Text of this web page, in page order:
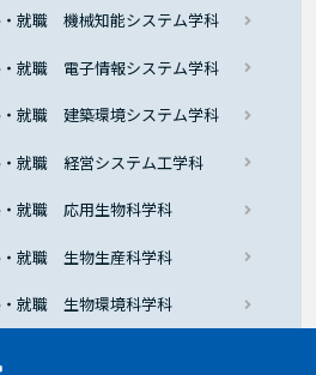
就職 機械知能システム学科
就職 電子情報システム学科
就職 建築環境システム学科
就職 経営システム工学科
就職 応用生物科学科
就職 生物生産科学科
就職 生物環境科学科